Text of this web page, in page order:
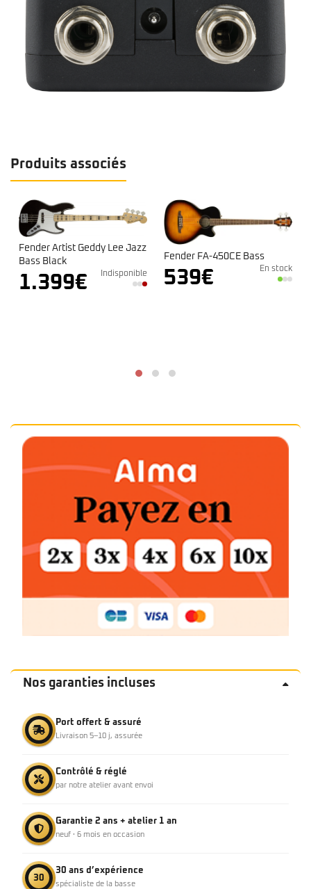
Produits associés
Fender Artist Geddy Lee Jazz
Bass Black
1.399€ Indisponible
Fender FA-450CE Bass
539€ En stock
Nos garanties incluses
Port offert & assuré
Livraison 5–10 j, assurée
Contrôlé & réglé
par notre atelier avant envoi
Garantie 2 ans + atelier 1 an
neuf · 6 mois en occasion
30
30 ans d’expérience
spécialiste de la basse